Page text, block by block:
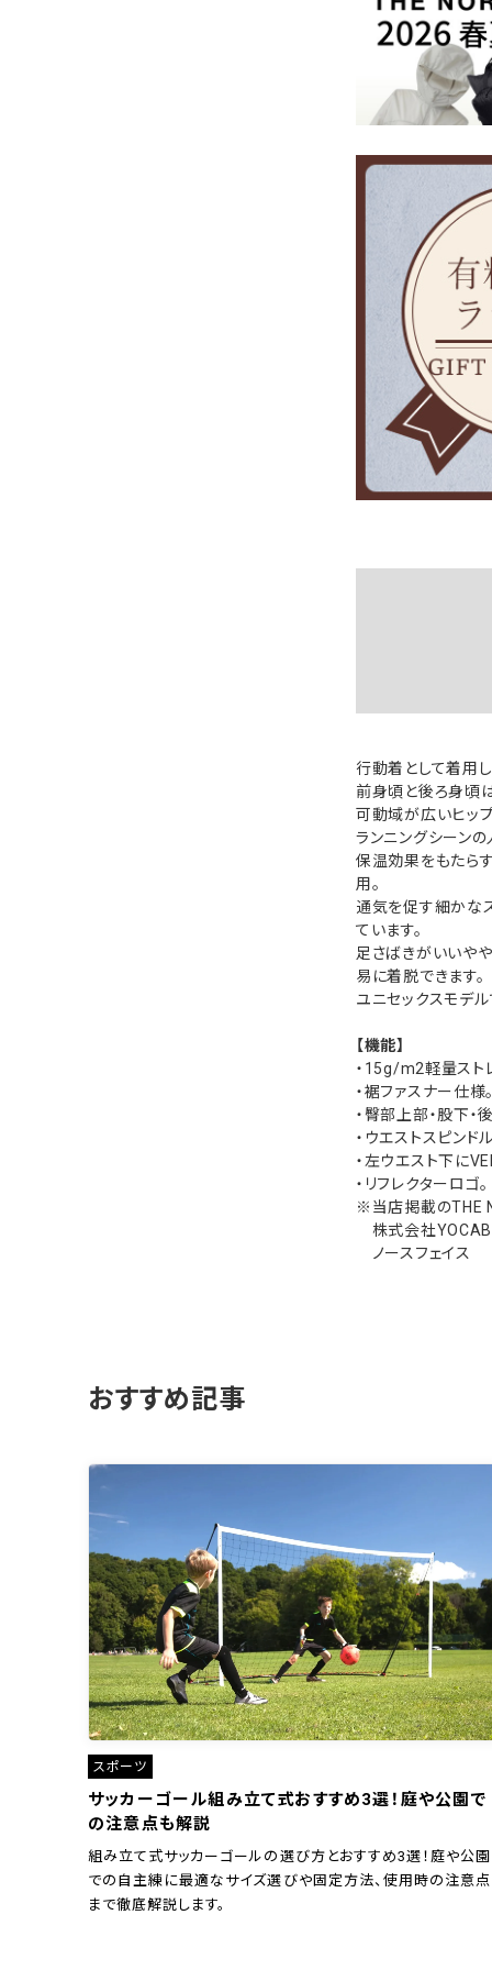
行動着として着用
前身頃と後ろ身頃
可動域が広いヒッ
ランニングシーン
保温効果をもたら
用。
通気を促す細かな
ています。
足さばきがいいや
易に着脱できます。
ユニセックスモデル
【機能】
・15g/m2軽量スト
・裾ファスナー仕様
・臀部上部・股下・
・ウエストスピンド
・左ウエスト下に
・リフレクターロゴ。
※当店掲載のTHE
株式会社
ノースフェイス
おすすめ記事
スポーツ
サッカーゴール組み立て式おすすめ3選！庭や公園で
の注意点も解説
組み立て式サッカーゴールの選び方とおすすめ3選！庭や公園
での自主練に最適なサイズ選びや固定方法、使用時の注意点
まで徹底解説します。